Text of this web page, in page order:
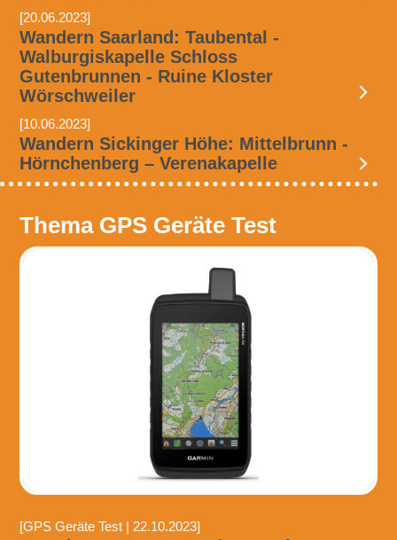
[20.06.2023]
Wandern Saarland: Taubental -
Walburgiskapelle Schloss
Gutenbrunnen - Ruine Kloster
Wörschweiler
[10.06.2023]
Wandern Sickinger Höhe: Mittelbrunn -
Hörnchenberg – Verenakapelle
Thema GPS Geräte Test
[GPS Geräte Test | 22.10.2023]